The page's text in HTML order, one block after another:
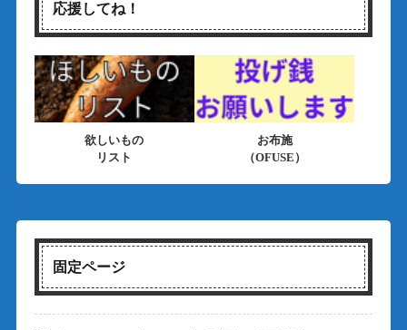
応援してね！
欲しいもの
リスト
お布施
（OFUSE）
固定ページ